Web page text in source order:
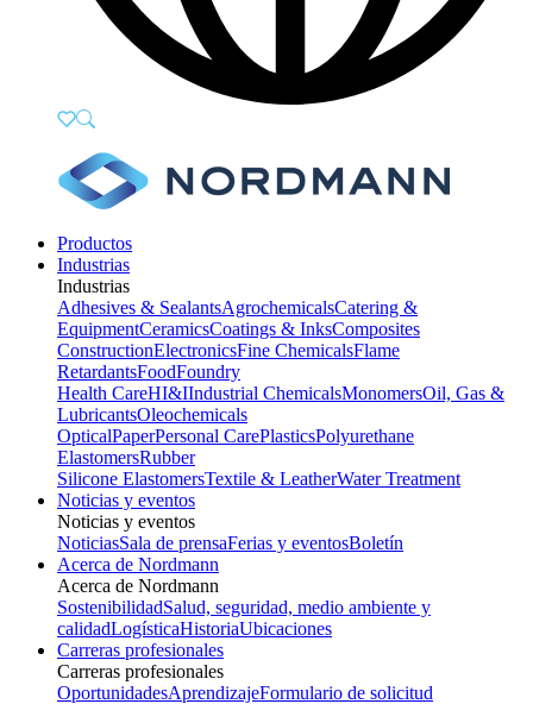
Productos
Industrias
Industrias
Adhesives & SealantsAgrochemicalsCatering &
EquipmentCeramicsCoatings & InksComposites
ConstructionElectronicsFine ChemicalsFlame
RetardantsFoodFoundry
Health CareHI&IIndustrial ChemicalsMonomersOil, Gas &
LubricantsOleochemicals
OpticalPaperPersonal CarePlasticsPolyurethane
ElastomersRubber
Silicone ElastomersTextile & LeatherWater Treatment
Noticias y eventos
Noticias y eventos
NoticiasSala de prensaFerias y eventosBoletín
Acerca de Nordmann
Acerca de Nordmann
SostenibilidadSalud, seguridad, medio ambiente y
calidadLogísticaHistoriaUbicaciones
Carreras profesionales
Carreras profesionales
OportunidadesAprendizajeFormulario de solicitud